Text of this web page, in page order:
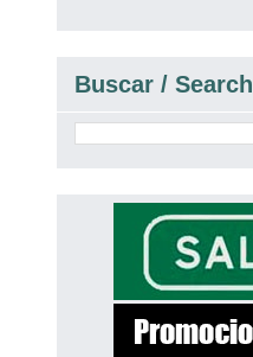
Buscar / Search